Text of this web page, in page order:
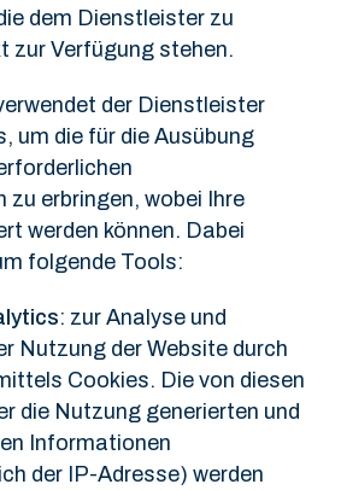
dem Dienstleister zu
zur Verfügung stehen.
der Dienstleister
um die für die Ausübung
zu erbringen, wobei Ihre
werden können. Dabei
folgende Tools:
: zur Analyse und
Nutzung der Website durch
Cookies. Die von diesen
die Nutzung generierten und
Informationen
der IP-Adresse) werden